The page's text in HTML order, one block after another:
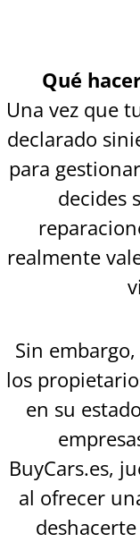
Qué
Una vez que
declarado
para
decides
realmente
Sin
los
en su
BuyCars.es,
al ofrecer